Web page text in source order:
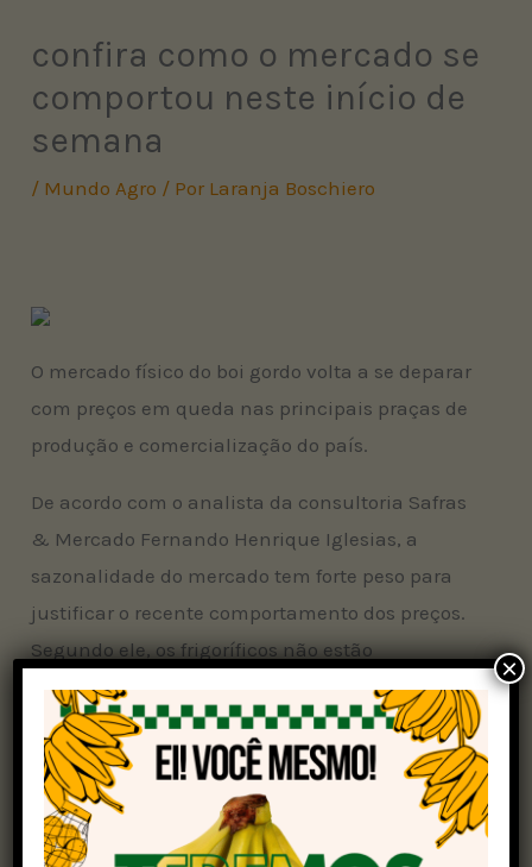
confira como o mercado se
comportou neste início de
semana
/ Mundo Agro / Por Laranja Boschiero
O mercado físico do boi gordo volta a se deparar
com preços em queda nas principais praças de
produção e comercialização do país.
De acordo com o analista da consultoria Safras
& Mercado Fernando Henrique Iglesias, a
sazonalidade do mercado tem forte peso para
justificar o recente comportamento dos preços.
Segundo ele, os frigoríficos não estão
encontrando dificuldades no posicionamento de
suas escalas de abate, que hoje atendem entre
sete e nove dias úteis na média nacional.
“Na Região Norte também se evidencia
aumento da disponibilidade de fêmeas. A
×